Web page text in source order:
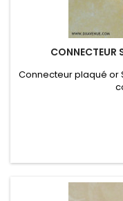
CONNECTEUR
Connecteur plaqué or